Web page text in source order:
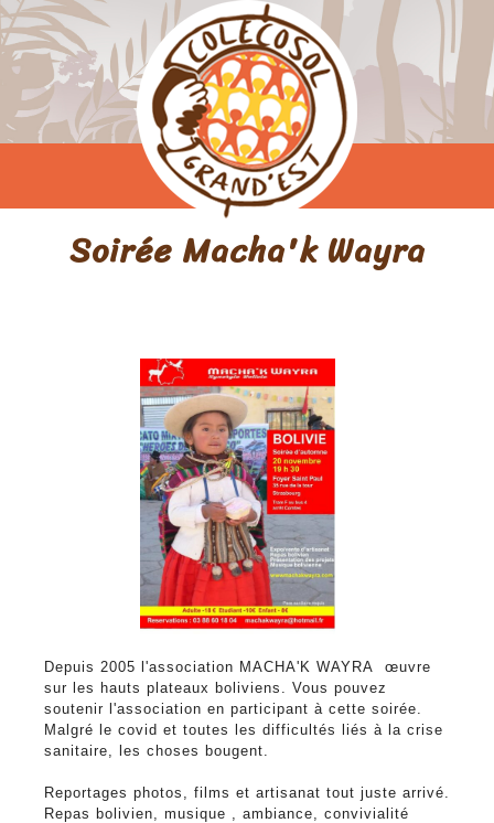
Soirée Macha'k Wayra
Depuis 2005 l'association MACHA'K WAYRA œuvre
sur les hauts plateaux boliviens. Vous pouvez
soutenir l'association en participant à cette soirée.
Malgré le covid et toutes les difficultés liés à la crise
sanitaire, les choses bougent.
Reportages photos, films et artisanat tout juste arrivé.
Repas bolivien, musique , ambiance, convivialité